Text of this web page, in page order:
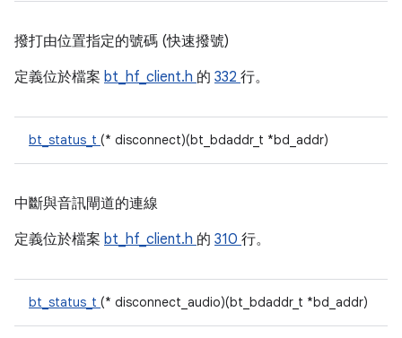
撥打由位置指定的號碼 (快速撥號)
定義位於檔案 bt_hf_client.h 的 332 行。
bt_status_t (* disconnect)(bt_bdaddr_t *bd_addr)
中斷與音訊閘道的連線
定義位於檔案 bt_hf_client.h 的 310 行。
bt_status_t (* disconnect_audio)(bt_bdaddr_t *bd_addr)